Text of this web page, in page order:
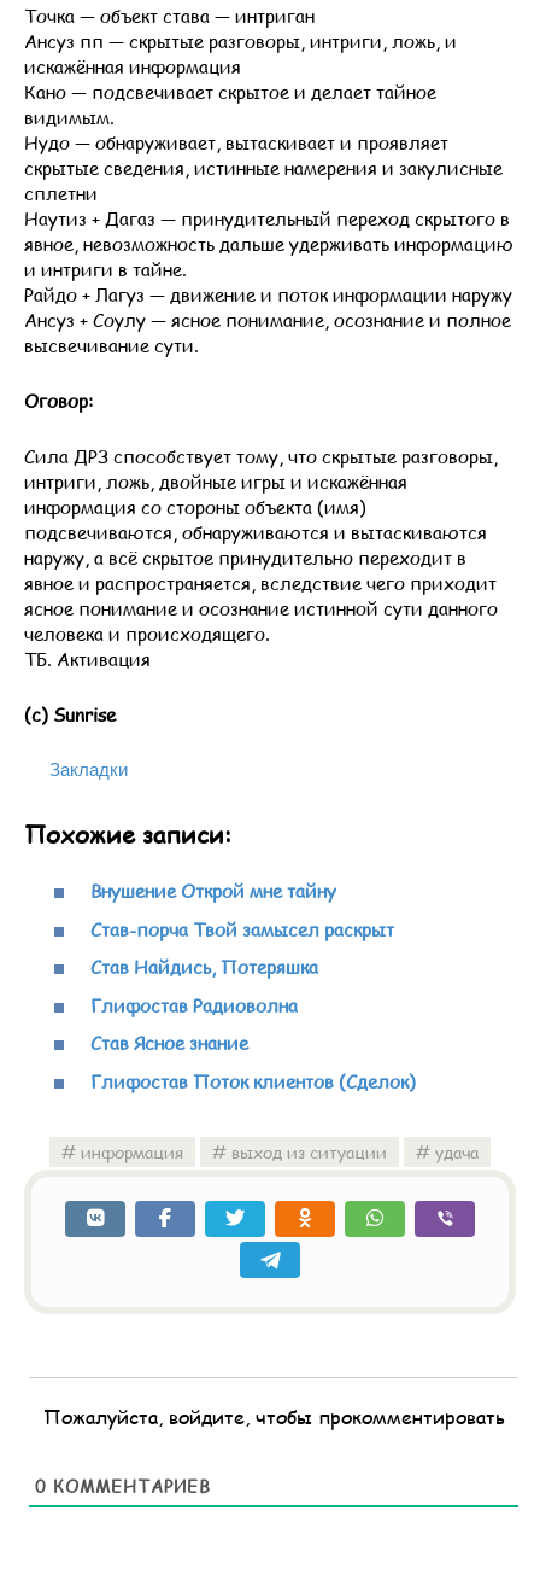
Точка — объект става — интриган
Ансуз пп — скрытые разговоры, интриги, ложь, и
искажённая информация
Кано — подсвечивает скрытое и делает тайное
видимым.
Нудо — обнаруживает, вытаскивает и проявляет
скрытые сведения, истинные намерения и закулисные
сплетни
Наутиз + Дагаз — принудительный переход скрытого в
явное, невозможность дальше удерживать информацию
и интриги в тайне.
Райдо + Лагуз — движение и поток информации наружу
Ансуз + Соулу — ясное понимание, осознание и полное
высвечивание сути.
Оговор:
Сила ДРЗ способствует тому, что скрытые разговоры,
интриги, ложь, двойные игры и искажённая
информация со стороны объекта (имя)
подсвечиваются, обнаруживаются и вытаскиваются
наружу, а всё скрытое принудительно переходит в
явное и распространяется, вследствие чего приходит
ясное понимание и осознание истинной сути данного
человека и происходящего.
ТБ. Активация
(с) Sunrise
Закладки
Похожие записи:
Внушение Открой мне тайну
Став-порча Твой замысел раскрыт
Став Найдись, Потеряшка
Глифостав Радиоволна
Став Ясное знание
Глифостав Поток клиентов (Сделок)
информация выход из ситуации удача
Пожалуйста, войдите, чтобы прокомментировать
0 КОММЕНТАРИЕВ